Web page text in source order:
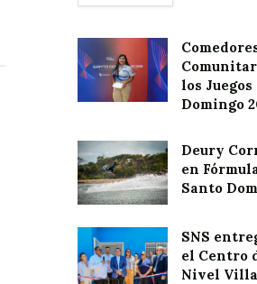
los
Domingo
Deury
en
Santo
SNS
el Centro
Nivel